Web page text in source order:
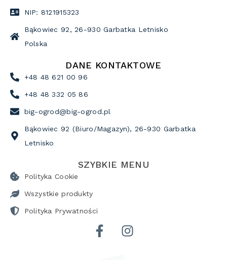
NIP: 8121915323
Bąkowiec 92, 26-930 Garbatka Letnisko
Polska
DANE KONTAKTOWE
+48 48 621 00 96
+48 48 332 05 86
big-ogrod@big-ogrod.pl
Bąkowiec 92 (Biuro/Magazyn), 26-930 Garbatka
Letnisko
SZYBKIE MENU
Polityka Cookie
Wszystkie produkty
Polityka Prywatności